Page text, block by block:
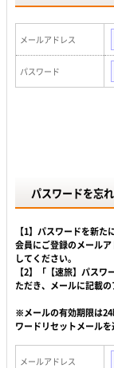
メールアドレス
パスワード
パスワードを忘
【1】パスワードを新
会員にご登録のメール
してください。
【2】「【速旅】パス
ただき、メールに記載
※メールの有効期限は
ワードリセットメールを
メールアドレス